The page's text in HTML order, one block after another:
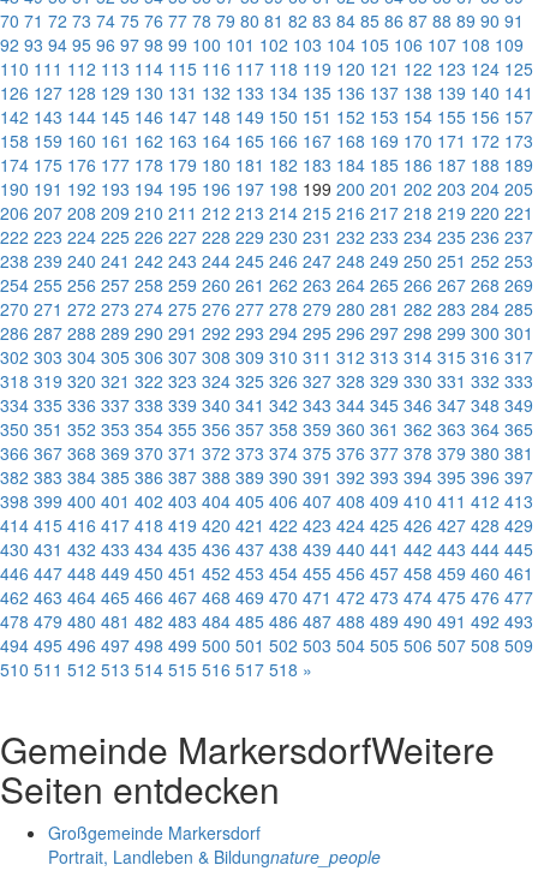
70 71 72 73 74 75 76 77 78 79 80 81 82 83 84 85 86 87 88 89 90 91
92 93 94 95 96 97 98 99 100 101 102 103 104 105 106 107 108 109
110 111 112 113 114 115 116 117 118 119 120 121 122 123 124 125
126 127 128 129 130 131 132 133 134 135 136 137 138 139 140 141
142 143 144 145 146 147 148 149 150 151 152 153 154 155 156 157
158 159 160 161 162 163 164 165 166 167 168 169 170 171 172 173
174 175 176 177 178 179 180 181 182 183 184 185 186 187 188 189
190 191 192 193 194 195 196 197 198 199 200 201 202 203 204 205
206 207 208 209 210 211 212 213 214 215 216 217 218 219 220 221
222 223 224 225 226 227 228 229 230 231 232 233 234 235 236 237
238 239 240 241 242 243 244 245 246 247 248 249 250 251 252 253
254 255 256 257 258 259 260 261 262 263 264 265 266 267 268 269
270 271 272 273 274 275 276 277 278 279 280 281 282 283 284 285
286 287 288 289 290 291 292 293 294 295 296 297 298 299 300 301
302 303 304 305 306 307 308 309 310 311 312 313 314 315 316 317
318 319 320 321 322 323 324 325 326 327 328 329 330 331 332 333
334 335 336 337 338 339 340 341 342 343 344 345 346 347 348 349
350 351 352 353 354 355 356 357 358 359 360 361 362 363 364 365
366 367 368 369 370 371 372 373 374 375 376 377 378 379 380 381
382 383 384 385 386 387 388 389 390 391 392 393 394 395 396 397
398 399 400 401 402 403 404 405 406 407 408 409 410 411 412 413
414 415 416 417 418 419 420 421 422 423 424 425 426 427 428 429
430 431 432 433 434 435 436 437 438 439 440 441 442 443 444 445
446 447 448 449 450 451 452 453 454 455 456 457 458 459 460 461
462 463 464 465 466 467 468 469 470 471 472 473 474 475 476 477
478 479 480 481 482 483 484 485 486 487 488 489 490 491 492 493
494 495 496 497 498 499 500 501 502 503 504 505 506 507 508 509
510 511 512 513 514 515 516 517 518 »
Gemeinde MarkersdorfWeitere
Seiten entdecken
Großgemeinde Markersdorf
Portrait, Landleben & Bildungnature_people